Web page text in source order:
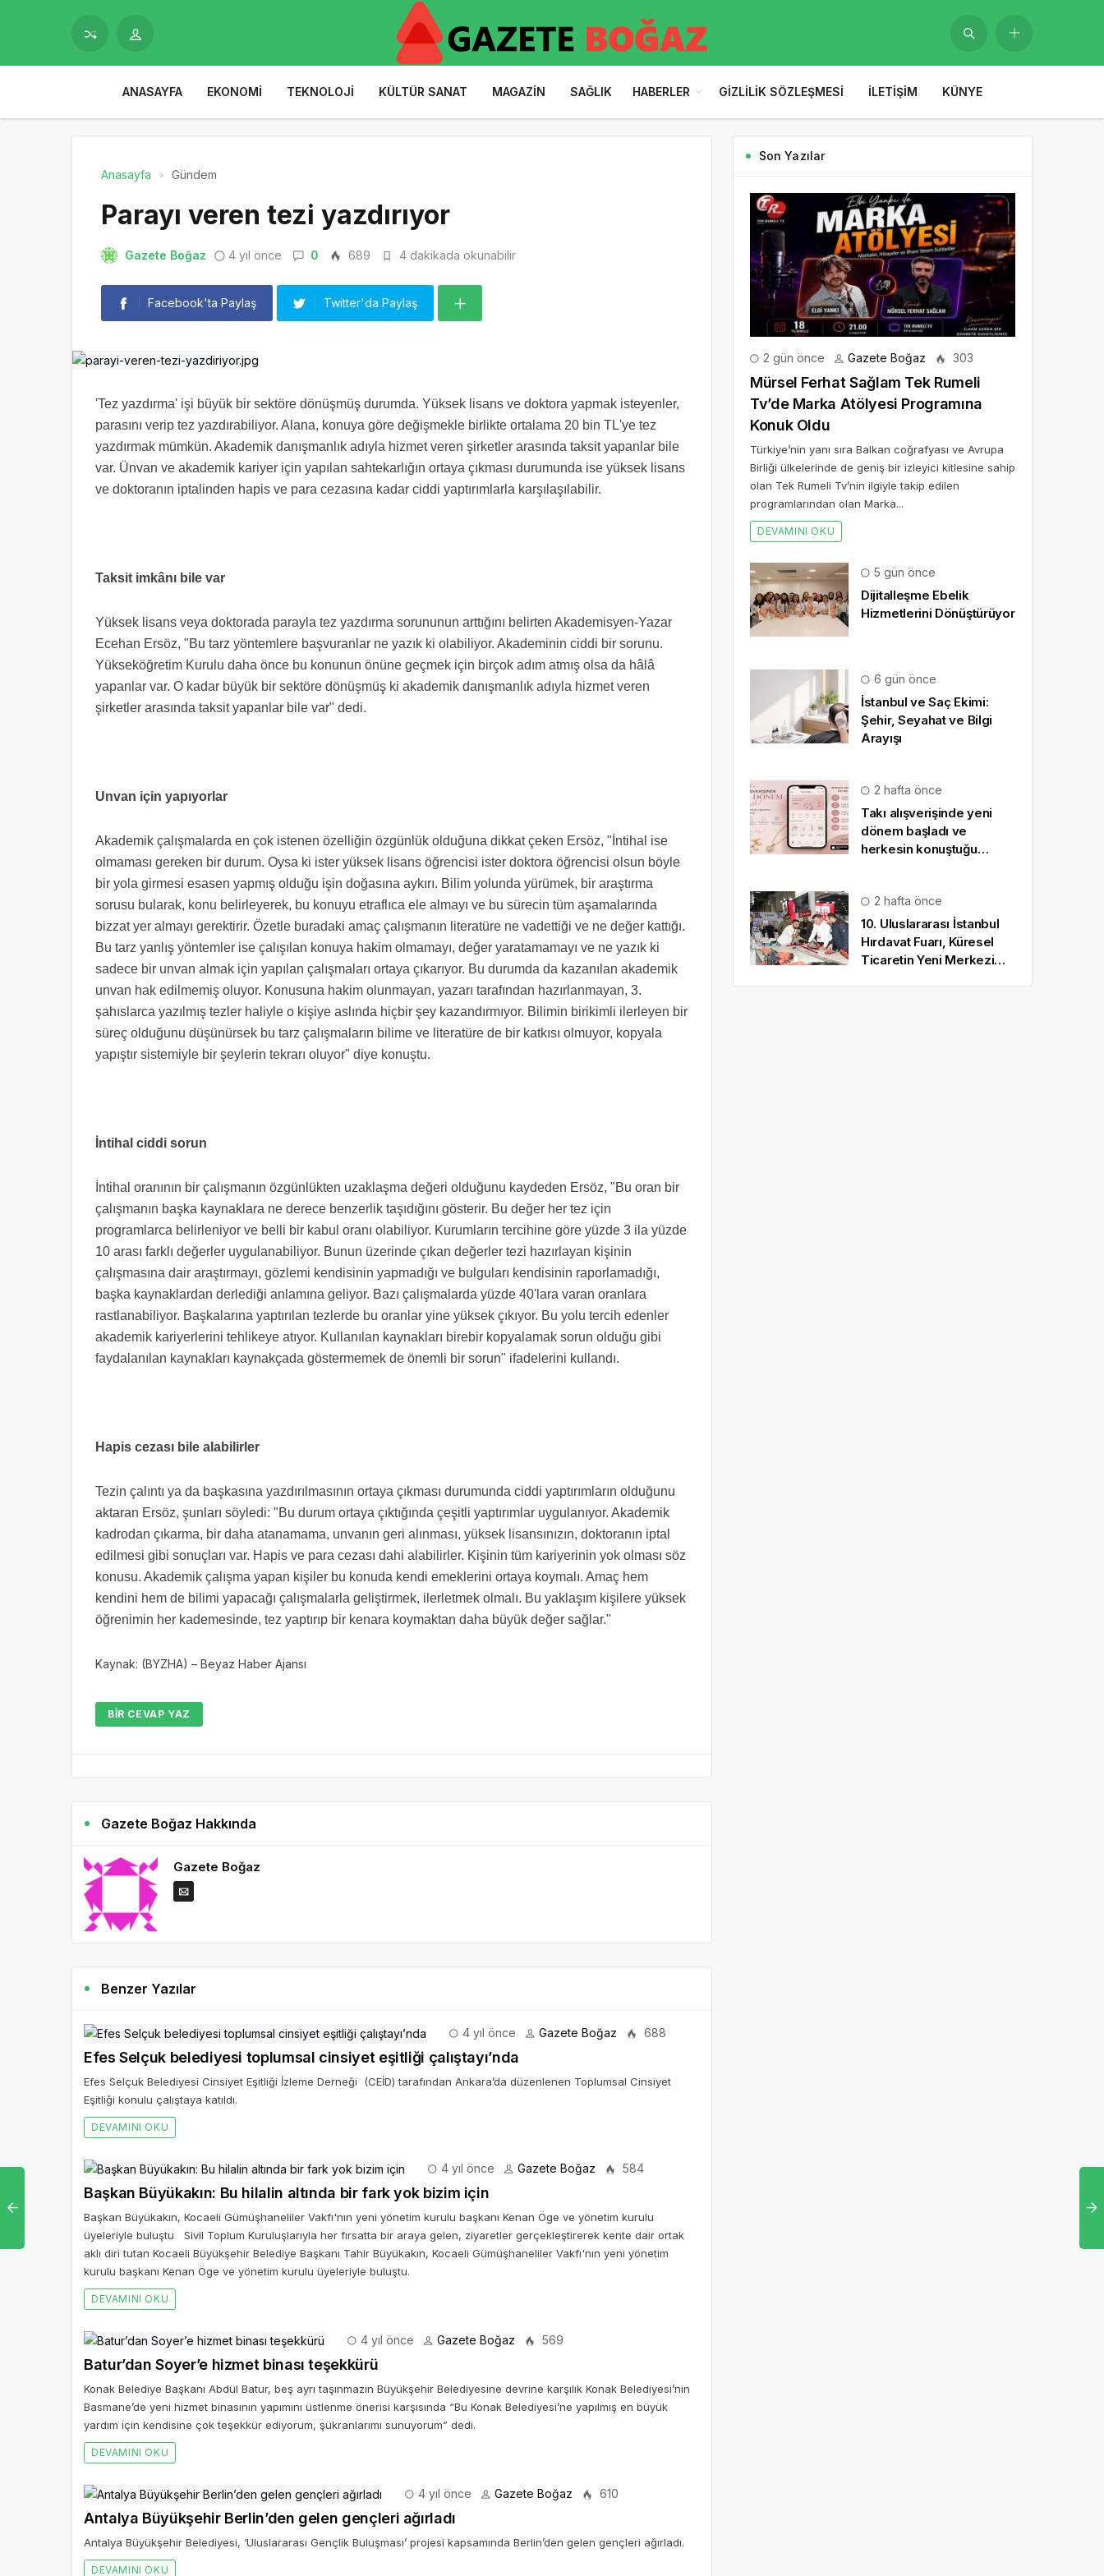
ANASAYFA EKONOMI TEKNOLOJI KÜLTÜR SANAT MAGAZIN SAĞLIK HABERLER GIZLILIK SÖZLEŞMESI İLETIŞIM KÜNYE
Anasayfa Gündem
Parayı veren tezi yazdırıyor
Gazete Boğaz 4 yıl önce 0 689 4 dakikada okunabilir
Facebook'ta Paylaş Twitter'da Paylaş
'Tez yazdırma' işi büyük bir sektöre dönüşmüş durumda. Yüksek lisans ve doktora yapmak isteyenler,
parasını verip tez yazdırabiliyor. Alana, konuya göre değişmekle birlikte ortalama 20 bin TL'ye tez
yazdırmak mümkün. Akademik danışmanlık adıyla hizmet veren şirketler arasında taksit yapanlar bile
var. Ünvan ve akademik kariyer için yapılan sahtekarlığın ortaya çıkması durumunda ise yüksek lisans
ve doktoranın iptalinden hapis ve para cezasına kadar ciddi yaptırımlarla karşılaşılabilir.
Taksit imkânı bile var
Yüksek lisans veya doktorada parayla tez yazdırma sorununun arttığını belirten Akademisyen-Yazar
Ecehan Ersöz, "Bu tarz yöntemlere başvuranlar ne yazık ki olabiliyor. Akademinin ciddi bir sorunu.
Yükseköğretim Kurulu daha önce bu konunun önüne geçmek için birçok adım atmış olsa da hâlâ
yapanlar var. O kadar büyük bir sektöre dönüşmüş ki akademik danışmanlık adıyla hizmet veren
şirketler arasında taksit yapanlar bile var" dedi.
Unvan için yapıyorlar
Akademik çalışmalarda en çok istenen özelliğin özgünlük olduğuna dikkat çeken Ersöz, "İntihal ise
olmaması gereken bir durum. Oysa ki ister yüksek lisans öğrencisi ister doktora öğrencisi olsun böyle
bir yola girmesi esasen yapmış olduğu işin doğasına aykırı. Bilim yolunda yürümek, bir araştırma
sorusu bularak, konu belirleyerek, bu konuyu etraflıca ele almayı ve bu sürecin tüm aşamalarında
bizzat yer almayı gerektirir. Özetle buradaki amaç çalışmanın literatüre ne vadettiği ve ne değer kattığı.
Bu tarz yanlış yöntemler ise çalışılan konuya hakim olmamayı, değer yaratamamayı ve ne yazık ki
sadece bir unvan almak için yapılan çalışmaları ortaya çıkarıyor. Bu durumda da kazanılan akademik
unvan hak edilmemiş oluyor. Konusuna hakim olunmayan, yazarı tarafından hazırlanmayan, 3.
şahıslarca yazılmış tezler haliyle o kişiye aslında hiçbir şey kazandırmıyor. Bilimin birikimli ilerleyen bir
süreç olduğunu düşünürsek bu tarz çalışmaların bilime ve literatüre de bir katkısı olmuyor, kopyala
yapıştır sistemiyle bir şeylerin tekrarı oluyor" diye konuştu.
İntihal ciddi sorun
İntihal oranının bir çalışmanın özgünlükten uzaklaşma değeri olduğunu kaydeden Ersöz, "Bu oran bir
çalışmanın başka kaynaklara ne derece benzerlik taşıdığını gösterir. Bu değer her tez için
programlarca belirleniyor ve belli bir kabul oranı olabiliyor. Kurumların tercihine göre yüzde 3 ila yüzde
10 arası farklı değerler uygulanabiliyor. Bunun üzerinde çıkan değerler tezi hazırlayan kişinin
çalışmasına dair araştırmayı, gözlemi kendisinin yapmadığı ve bulguları kendisinin raporlamadığı,
başka kaynaklardan derlediği anlamına geliyor. Bazı çalışmalarda yüzde 40'lara varan oranlara
rastlanabiliyor. Başkalarına yaptırılan tezlerde bu oranlar yine yüksek çıkıyor. Bu yolu tercih edenler
akademik kariyerlerini tehlikeye atıyor. Kullanılan kaynakları birebir kopyalamak sorun olduğu gibi
faydalanılan kaynakları kaynakçada göstermemek de önemli bir sorun" ifadelerini kullandı.
Hapis cezası bile alabilirler
Tezin çalıntı ya da başkasına yazdırılmasının ortaya çıkması durumunda ciddi yaptırımların olduğunu
aktaran Ersöz, şunları söyledi: "Bu durum ortaya çıktığında çeşitli yaptırımlar uygulanıyor. Akademik
kadrodan çıkarma, bir daha atanamama, unvanın geri alınması, yüksek lisansınızın, doktoranın iptal
edilmesi gibi sonuçları var. Hapis ve para cezası dahi alabilirler. Kişinin tüm kariyerinin yok olması söz
konusu. Akademik çalışma yapan kişiler bu konuda kendi emeklerini ortaya koymalı. Amaç hem
kendini hem de bilimi yapacağı çalışmalarla geliştirmek, ilerletmek olmalı. Bu yaklaşım kişilere yüksek
öğrenimin her kademesinde, tez yaptırıp bir kenara koymaktan daha büyük değer sağlar."
Kaynak: (BYZHA) – Beyaz Haber Ajansı
BIR CEVAP YAZ
Gazete Boğaz Hakkında
Gazete Boğaz
Benzer Yazılar
4 yıl önce Gazete Boğaz 688
Efes Selçuk belediyesi toplumsal cinsiyet eşitliği çalıştayı’nda
Efes Selçuk Belediyesi Cinsiyet Eşitliği İzleme Derneği (CEİD) tarafından Ankara’da düzenlenen Toplumsal Cinsiyet
Eşitliği konulu çalıştaya katıldı.
DEVAMINI OKU
4 yıl önce Gazete Boğaz 584
Başkan Büyükakın: Bu hilalin altında bir fark yok bizim için
Başkan Büyükakın, Kocaeli Gümüşhaneliler Vakfı'nın yeni yönetim kurulu başkanı Kenan Öge ve yönetim kurulu
üyeleriyle buluştu Sivil Toplum Kuruluşlarıyla her fırsatta bir araya gelen, ziyaretler gerçekleştirerek kente dair ortak
aklı diri tutan Kocaeli Büyükşehir Belediye Başkanı Tahir Büyükakın, Kocaeli Gümüşhaneliler Vakfı'nın yeni yönetim
kurulu başkanı Kenan Öge ve yönetim kurulu üyeleriyle buluştu.
DEVAMINI OKU
4 yıl önce Gazete Boğaz 569
Batur’dan Soyer’e hizmet binası teşekkürü
Konak Belediye Başkanı Abdül Batur, beş ayrı taşınmazın Büyükşehir Belediyesine devrine karşılık Konak Belediyesi’nin
Basmane’de yeni hizmet binasının yapımını üstlenme önerisi karşısında “Bu Konak Belediyesi’ne yapılmış en büyük
yardım için kendisine çok teşekkür ediyorum, şükranlarımı sunuyorum” dedi.
DEVAMINI OKU
4 yıl önce Gazete Boğaz 610
Antalya Büyükşehir Berlin’den gelen gençleri ağırladı
Antalya Büyükşehir Belediyesi, ‘Uluslararası Gençlik Buluşması’ projesi kapsamında Berlin’den gelen gençleri ağırladı.
DEVAMINI OKU
Son Yazılar
2 gün önce Gazete Boğaz 303
Mürsel Ferhat Sağlam Tek Rumeli
Tv’de Marka Atölyesi Programına
Konuk Oldu
Türkiye’nin yanı sıra Balkan coğrafyası ve Avrupa
Birliği ülkelerinde de geniş bir izleyici kitlesine sahip
olan Tek Rumeli Tv’nin ilgiyle takip edilen
programlarından olan Marka...
DEVAMINI OKU
5 gün önce
Dijitalleşme Ebelik
Hizmetlerini Dönüştürüyor
6 gün önce
İstanbul ve Saç Ekimi:
Şehir, Seyahat ve Bilgi
Arayışı
2 hafta önce
Takı alışverişinde yeni
dönem başladı ve
herkesin konuştuğu
2 hafta önce
10. Uluslararası İstanbul
Hırdavat Fuarı, Küresel
Ticaretin Yeni Merkezi